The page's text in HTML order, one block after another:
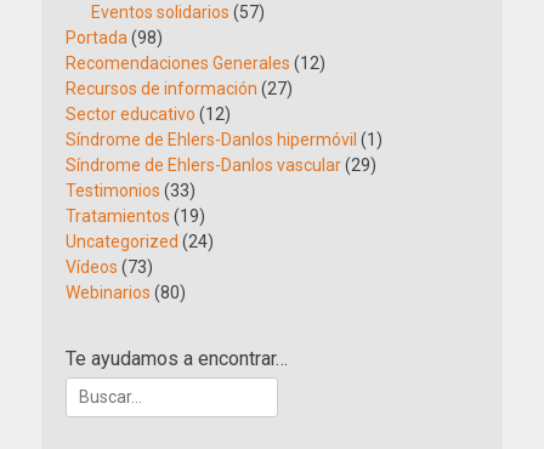
Eventos solidarios (57)
Portada (98)
Recomendaciones Generales (12)
Recursos de información (27)
Sector educativo (12)
Síndrome de Ehlers-Danlos hipermóvil (1)
Síndrome de Ehlers-Danlos vascular(29)
Testimonios (33)
Tratamientos (19)
Uncategorized (24)
Vídeos (73)
Webinarios (80)
Te ayudamos a encontrar…
Buscar: